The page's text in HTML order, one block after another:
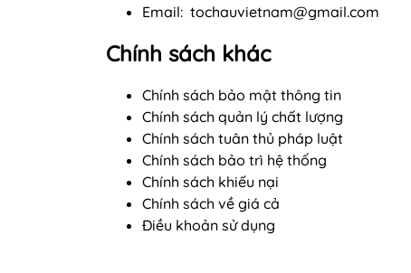
Email: tochauvietnam@gmail.com
Chính sách khác
Chính sách bảo mật thông tin
Chính sách quản lý chất lượng
Chính sách tuân thủ pháp luật
Chính sách bảo trì hệ thống
Chính sách khiếu nại
Chính sách về giá cả
Điều khoản sử dụng